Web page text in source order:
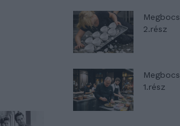
2.rész
1.rész